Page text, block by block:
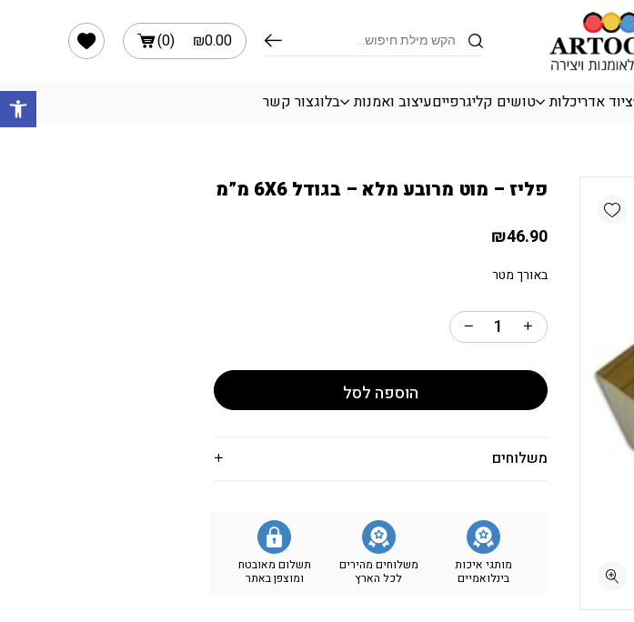
Products
search
₪0.00
(
0
)
ציוד אדריכלות טושים קליגרפייםעיצוב ואמנות בלוגצור קשר
פליז – מוט מרובע מלא – בגודל 6X6 מ”מ
₪46.90
באורך מטר
הוספה לסל
משלוחים
מותגי איכות
בינלואמיים
משלוחים מהירים
לכל הארץ
תשלום מאובטח
ומוצפן באתר
Add wishlist